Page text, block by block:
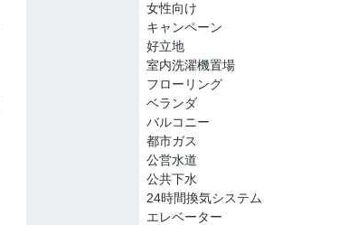
女性向け
キャンペーン
好立地
室内洗濯機置場
フローリング
ベランダ
バルコニー
都市ガス
公営水道
公共下水
24時間換気システム
エレベーター